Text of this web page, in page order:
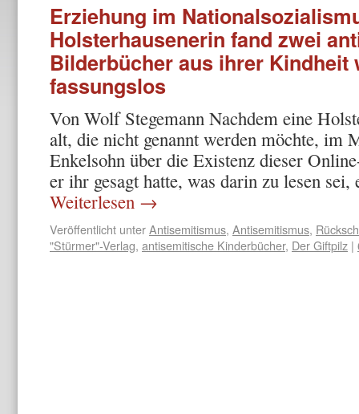
Erziehung im
Holsterhausenerin fand zwei
Bilderbücher aus ihrer Kindheit
fassungslos
Von Wolf Stegemann Nachdem eine
alt, die nicht genannt werden möchte, im
Enkelsohn über die Existenz dieser
er ihr gesagt hatte, was darin zu lesen
Weiterlesen →
Veröffentlicht unterAntisemitismus, Antisemitismus,
"Stürmer"-Verlag, antisemitische Kinderbücher, Der Giftpilz |